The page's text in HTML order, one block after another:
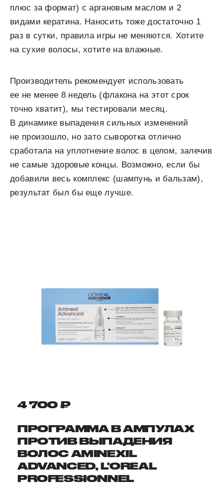
плюс за формат) с аргановым маслом и 2
видами кератина. Наносить тоже достаточно 1
раз в сутки, правила игры не меняются. Хотите
на сухие волосы, хотите на влажные.
Производитель рекомендует использовать
ее не менее 8 недель (флакона на этот срок
точно хватит), мы тестировали месяц.
В динамике выпадения сильных изменений
не произошло, но зато сыворотка отлично
сработала на уплотнение волос в целом, залечив
не самые здоровые концы. Возможно, если бы
добавили весь комплекс (шампунь и бальзам),
результат был бы еще лучше.
4 700 ₽
ПРОГРАММА В АМПУЛАХ
ПРОТИВ ВЫПАДЕНИЯ
ВОЛОС AMINEXIL
ADVANCED, L'OREAL
PROFESSIONNEL